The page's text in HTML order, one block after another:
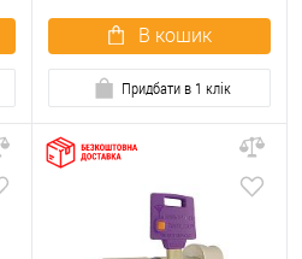
В кошик
Придбати в 1 клік